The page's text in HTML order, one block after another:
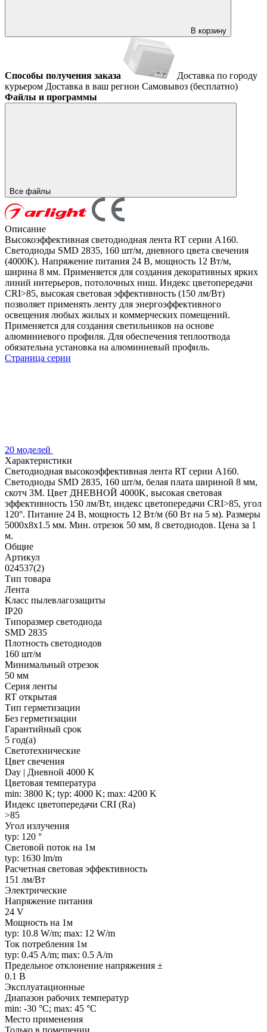
В корзину
Способы получения заказа
Доставка по городу
курьером Доставка в ваш регион Самовывоз (бесплатно)
Файлы и программы
Все файлы
Описание
Высокоэффективная светодиодная лента RT серии A160.
Светодиоды SMD 2835, 160 шт/м, дневного цвета свечения
(4000K). Напряжение питания 24 В, мощность 12 Вт/м,
ширина 8 мм. Применяется для создания декоративных ярких
линий интерьеров, потолочных ниш. Индекс цветопередачи
CRI>85, высокая световая эффективность (150 лм/Вт)
позволяет применять ленту для энергоэффективного
освещения любых жилых и коммерческих помещений.
Применяется для создания светильников на основе
алюминиевого профиля. Для обеспечения теплоотвода
обязательна установка на алюминиевый профиль.
Страница серии
20 моделей
Характеристики
Светодиодная высокоэффективная лента RT серии A160.
Светодиоды SMD 2835, 160 шт/м, белая плата шириной 8 мм,
скотч 3M. Цвет ДНЕВНОЙ 4000K, высокая световая
эффективность 150 лм/Вт, индекс цветопередачи CRI>85, угол
120°. Питание 24 В, мощность 12 Вт/м (60 Вт на 5 м). Размеры
5000x8x1.5 мм. Мин. отрезок 50 мм, 8 светодиодов. Цена за 1
м.
Общие
Артикул
024537(2)
Тип товара
Лента
Класс пылевлагозащиты
IP20
Типоразмер светодиода
SMD 2835
Плотность светодиодов
160 шт/м
Минимальный отрезок
50 мм
Серия ленты
RT открытая
Тип герметизации
Без герметизации
Гарантийный срок
5 год(а)
Светотехнические
Цвет свечения
Day | Дневной 4000 K
Цветовая температура
min: 3800 K; typ: 4000 K; max: 4200 K
Индекс цветопередачи CRI (Ra)
>85
Угол излучения
typ: 120 °
Световой поток на 1м
typ: 1630 lm/m
Расчетная световая эффективность
151 лм/Вт
Электрические
Напряжение питания
24 V
Мощность на 1м
typ: 10.8 W/m; max: 12 W/m
Ток потребления 1м
typ: 0.45 A/m; max: 0.5 A/m
Предельное отклонение напряжения ±
0.1 В
Эксплуатационные
Диапазон рабочих температур
min: -30 °C; max: 45 °C
Место применения
Только в помещении